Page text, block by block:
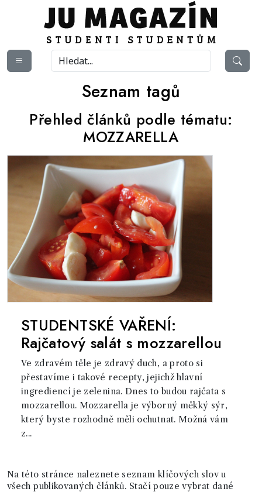
Seznam tagů
Přehled článků podle tématu:
MOZZARELLA
STUDENTSKÉ VAŘENÍ:
Rajčatový salát s mozzarellou
Ve zdravém těle je zdravý duch, a proto si
přestavíme i takové recepty, jejichž hlavní
ingrediencí je zelenina. Dnes to budou rajčata s
mozzarellou. Mozzarella je výborný měkký sýr,
který byste rozhodně měli ochutnat. Možná vám
z...
Na této stránce naleznete seznam klíčových slov u
všech publikovaných článků. Stačí pouze vybrat dané